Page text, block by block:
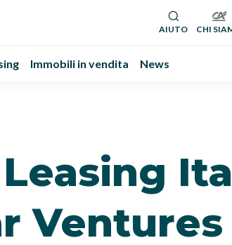
AIUTO CHI
Immobili in vendita News
Ventures